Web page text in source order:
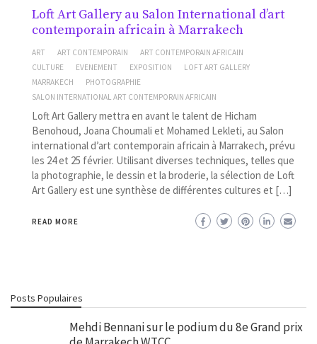
Loft Art Gallery au Salon International d’art
contemporain africain à Marrakech
ART ART CONTEMPORAIN
ART CONTEMPORAIN AFRICAIN
CULTURE
EVENEMENT EXPOSITION
LOFT ART GALLERY
MARRAKECH
PHOTOGRAPHIE
SALON INTERNATIONAL ART CONTEMPORAIN AFRICAIN
Loft Art Gallery mettra en avant le talent de Hicham
Benohoud, Joana Choumali et Mohamed Lekleti, au Salon
international d’art contemporain africain à Marrakech, prévu
les 24 et 25 février. Utilisant diverses techniques, telles que
la photographie, le dessin et la broderie, la sélection de Loft
Art Gallery est une synthèse de différentes cultures et […]
READ MORE
Posts Populaires
Mehdi Bennani sur le podium du 8e Grand prix